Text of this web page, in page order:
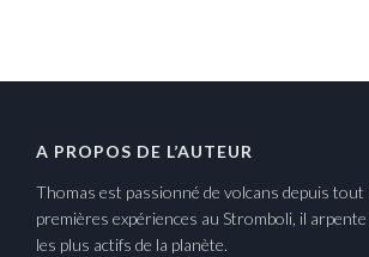
A PROPOS DE L’AUTEUR
Thomas est passionné de volcans depuis tout
premières expériences au Stromboli, il
les plus actifs de la planète.